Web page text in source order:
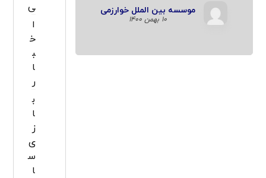
موسسه بین الملل خوارزمی
۱۰ بهمن ۱۴۰۰
ی
ا
خ
ب
ا
ر
ب
ا
ز
ی
س
ا